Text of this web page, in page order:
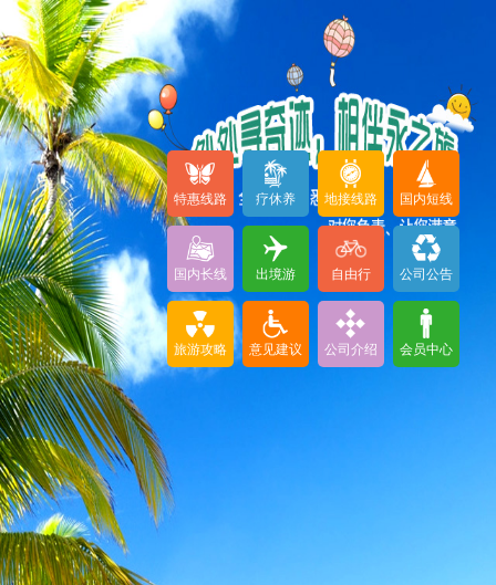
特惠线路 疗休养 地接线路 国内短线
国内长线 出境游 自由行 公司公告
旅游攻略 意见建议 公司介绍 会员中心